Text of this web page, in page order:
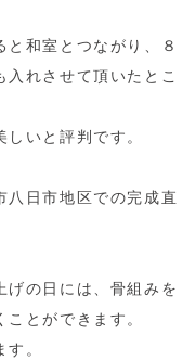
和室とつながり、８
れさせて頂いたとこ
いと評判です。
八日市地区での完成直
げの日には、骨組みを
とができます。
。